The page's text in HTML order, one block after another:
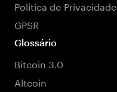
Política de Privacidade
GPSR
Glossário
Bitcoin 3.0
Altcoin